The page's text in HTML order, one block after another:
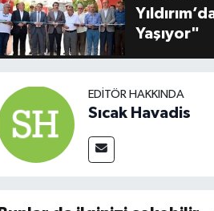
Yaşıyor"
EDITÖR HAKKINDA
Sıcak Havadis